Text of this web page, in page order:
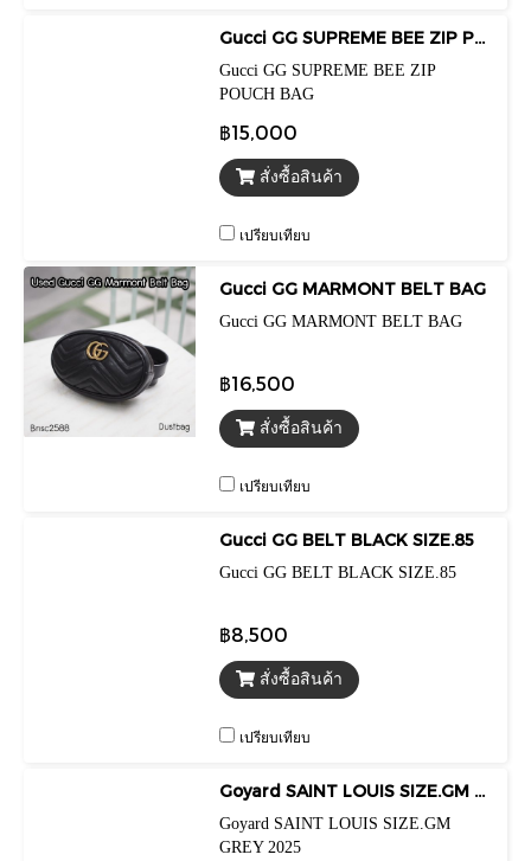
Gucci GG SUPREME BEE ZIP POUCH BAG
Gucci GG SUPREME BEE ZIP
POUCH BAG
฿15,000
สั่งซื้อสินค้า
เปรียบเทียบ
Gucci GG MARMONT BELT BAG
Gucci GG MARMONT BELT BAG
฿16,500
สั่งซื้อสินค้า
เปรียบเทียบ
Gucci GG BELT BLACK SIZE.85
Gucci GG BELT BLACK SIZE.85
฿8,500
สั่งซื้อสินค้า
เปรียบเทียบ
Goyard SAINT LOUIS SIZE.GM GREY 2025
Goyard SAINT LOUIS SIZE.GM
GREY 2025